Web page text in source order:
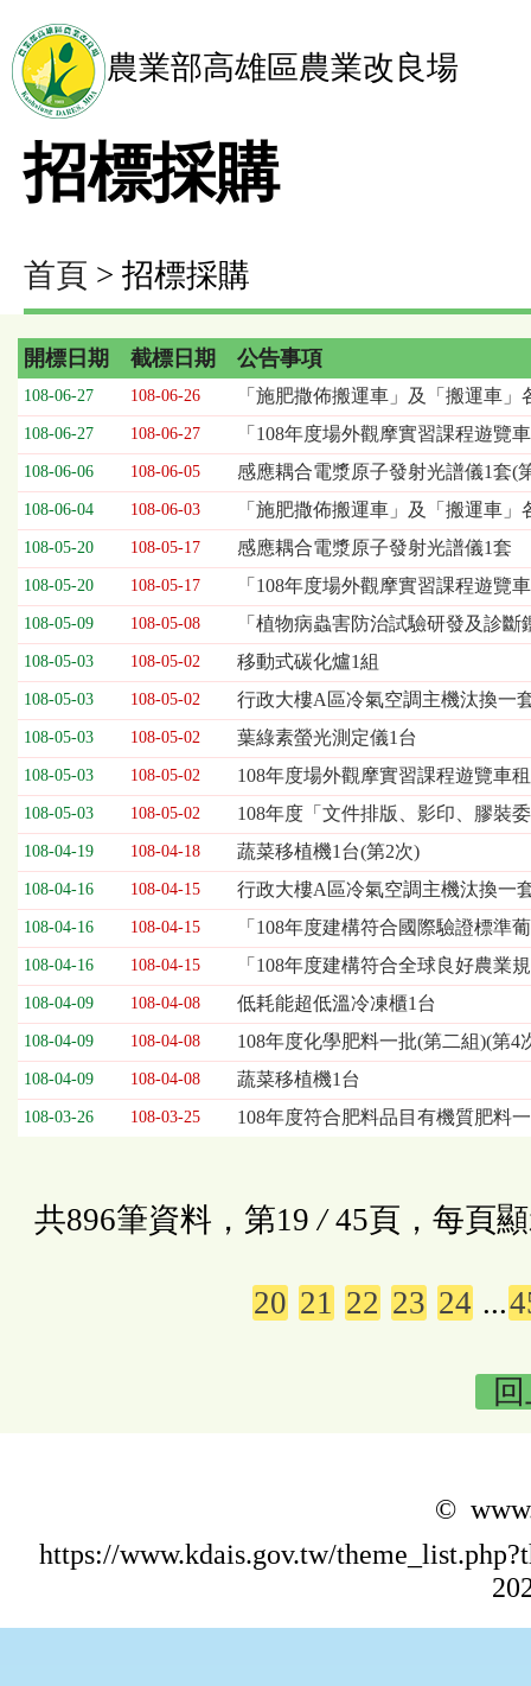
農業部高雄區農業改良場
招標採購
首頁 > 招標採購
招
標
採
購
列
表，
欄
位
依
序
開
標
期、
截
標
日
期、
公
告
事
項
開標日期 截標日期 公告事項
108-06-27 108-06-26 「施肥撒佈搬運車」及「搬運車」
108-06-27 108-06-27 「108年度場外觀摩實習課程遊覽
108-06-06 108-06-05 感應耦合電漿原子發射光譜儀1套(
108-06-04 108-06-03 「施肥撒佈搬運車」及「搬運車」
108-05-20 108-05-17 感應耦合電漿原子發射光譜儀1套
108-05-20 108-05-17 「108年度場外觀摩實習課程遊覽
108-05-09 108-05-08 「植物病蟲害防治試驗研發及診
108-05-03 108-05-02 移動式碳化爐1組
108-05-03 108-05-02 行政大樓A區冷氣空調主機汰換一
108-05-03 108-05-02 葉綠素螢光測定儀1台
108-05-03 108-05-02 108年度場外觀摩實習課程遊覽車
108-05-03 108-05-02 108年度「文件排版、影印、膠裝
108-04-19 108-04-18 蔬菜移植機1台(第2次)
108-04-16 108-04-15 行政大樓A區冷氣空調主機汰換一
108-04-16 108-04-15 「108年度建構符合國際驗證標準
108-04-16 108-04-15 「108年度建構符合全球良好農業
108-04-09 108-04-08 低耗能超低溫冷凍櫃1台
108-04-09 108-04-08 108年度化學肥料一批(第二組)(第4
108-04-09 108-04-08 蔬菜移植機1台
108-03-26 108-03-25 108年度符合肥料品目有機質肥料
共896筆資料，第19 /45頁，每頁
20 21 22 23 24 ...
©
https://www.kdais.gov.tw/